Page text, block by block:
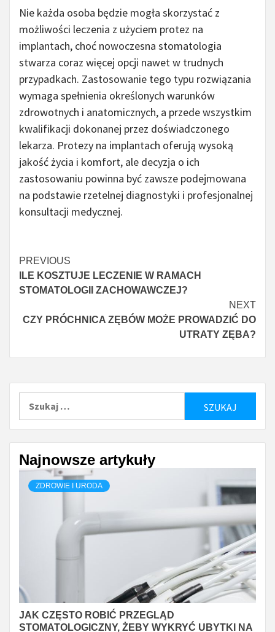
Nie każda osoba będzie mogła skorzystać z
możliwości leczenia z użyciem protez na
implantach, choć nowoczesna stomatologia
stwarza coraz więcej opcji nawet w trudnych
przypadkach. Zastosowanie tego typu rozwiązania
wymaga spełnienia określonych warunków
zdrowotnych i anatomicznych, a przede wszystkim
kwalifikacji dokonanej przez doświadczonego
lekarza. Protezy na implantach oferują wysoką
jakość życia i komfort, ale decyzja o ich
zastosowaniu powinna być zawsze podejmowana
na podstawie rzetelnej diagnostyki i profesjonalnej
konsultacji medycznej.
Continue
Reading
PREVIOUS
ILE KOSZTUJE LECZENIE W RAMACH
STOMATOLOGII ZACHOWAWCZEJ?
NEXT
CZY PRÓCHNICA ZĘBÓW MOŻE PROWADZIĆ DO
UTRATY ZĘBA?
Najnowsze artykuły
ZDROWIE I URODA
JAK CZĘSTO ROBIĆ PRZEGLĄD
STOMATOLOGICZNY, ŻEBY WYKRYĆ UBYTKI NA